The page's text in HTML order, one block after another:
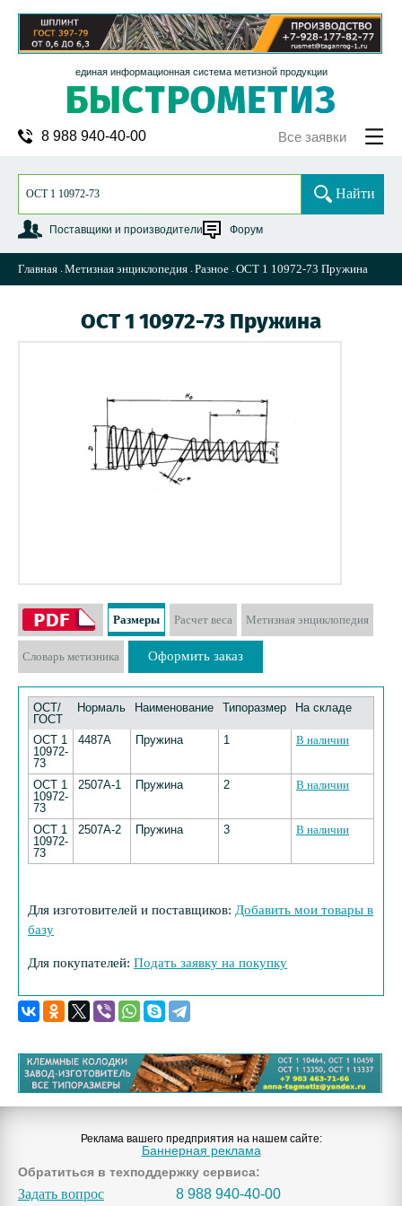
единая информационная система метизной продукции
8 988 940-40-00 Все заявки
Поставщики и производители Форум
Найти
Главная Метизная энциклопедия Разное ОСТ 1 10972-73 Пружина
ОСТ 1 10972-73 Пружина
Размеры Расчет веса Метизная энциклопедия
Словарь метизника Оформить заказ
ОСТ/
ГОСТ
Нормаль Наименование Типоразмер На складе
ОСТ 1
10972-
73
4487А Пружина 1 В наличии
ОСТ 1
10972-
73
2507А-1 Пружина 2 В наличии
ОСТ 1
10972-
73
2507А-2 Пружина 3 В наличии
Для изготовителей и поставщиков: Добавить мои товары в
базу
Для покупателей: Подать заявку на покупку
Реклама вашего предприятия на нашем сайте:
Баннерная реклама
Обратиться в техподдержку сервиса:
Задать вопрос 8 988 940-40-00